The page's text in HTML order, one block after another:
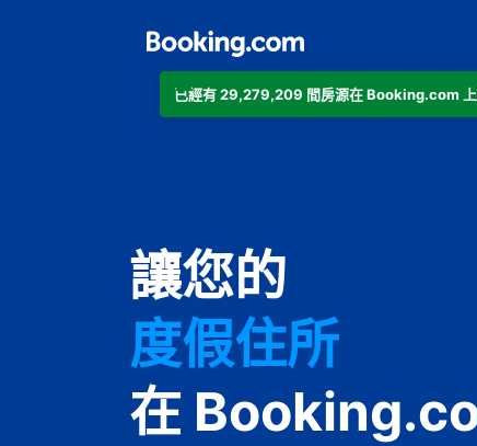
已經有 29,279,209 間房源在 Booking.com 上
讓您的
飯店
度假住所
家庭旅館
在